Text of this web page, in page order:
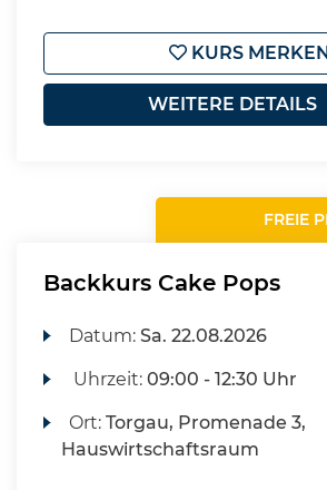
KURS
WEITERE DETAILS
FREIE
Backkurs Cake Pops
Datum:Sa. 22.08.2026
Uhrzeit:09:00 - 12:30 Uhr
Ort:Torgau, Promenade 3,
Hauswirtschaftsraum